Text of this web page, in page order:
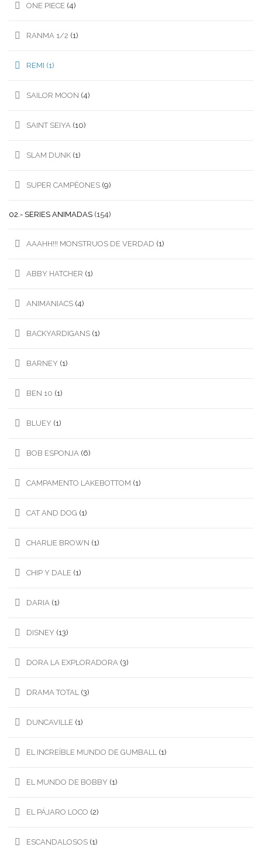
ONE PIECE (4)
RANMA 1/2 (1)
REMI (1)
SAILOR MOON (4)
SAINT SEIYA (10)
SLAM DUNK (1)
SUPER CAMPÉONES (9)
02.- SERIES ANIMADAS (154)
AAAHH!!! MONSTRUOS DE VERDAD (1)
ABBY HATCHER (1)
ANIMANIACS (4)
BACKYARDIGANS (1)
BARNEY (1)
BEN 10 (1)
BLUEY (1)
BOB ESPONJA (6)
CAMPAMENTO LAKEBOTTOM (1)
CAT AND DOG (1)
CHARLIE BROWN (1)
CHIP Y DALE (1)
DARIA (1)
DISNEY (13)
DORA LA EXPLORADORA (3)
DRAMA TOTAL (3)
DUNCAVILLE (1)
EL INCREÍBLE MUNDO DE GUMBALL (1)
EL MUNDO DE BOBBY (1)
EL PÁJARO LOCO (2)
ESCANDALOSOS (1)